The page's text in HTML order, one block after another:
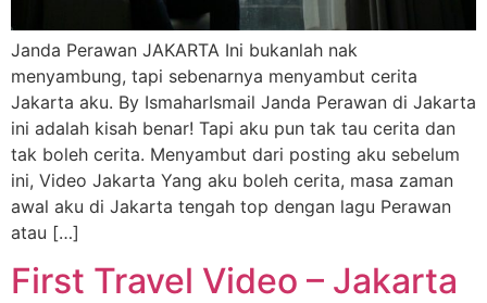
Janda Perawan JAKARTA Ini bukanlah nak
menyambung, tapi sebenarnya menyambut cerita
Jakarta aku. By IsmaharIsmail Janda Perawan di Jakarta
ini adalah kisah benar! Tapi aku pun tak tau cerita dan
tak boleh cerita. Menyambut dari posting aku sebelum
ini, Video Jakarta Yang aku boleh cerita, masa zaman
awal aku di Jakarta tengah top dengan lagu Perawan
atau […]
First Travel Video – Jakarta